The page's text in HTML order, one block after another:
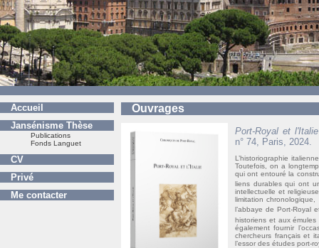
Accueil
Jansénisme Thèse
Publications
Fonds Languet
CV
Privé
Me contacter
Ouvrages
Port-Royal et l'Italie
n° 74, Paris, 2024.
L’historiographie
Toutefois, on a
qui ont entouré la
liens durables qui ont
intellectuelle et
limitation
l’abbaye de Port-Royal
historiens et aux
également fournir
chercheurs français et
l’essor des études port-